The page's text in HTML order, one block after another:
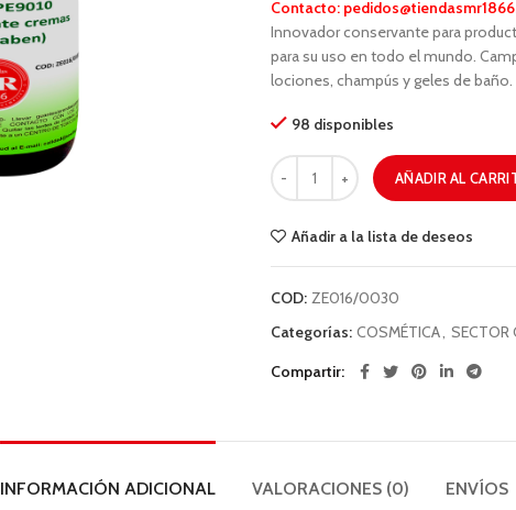
Contacto:
Innovador conservante para
para su uso en todo el mundo.
lociones, champús y geles de baño.
98 disponibles
AÑADIR AL
Añadir a la lista de deseos
COD: ZE016/0030
Categorías: COSMÉTICA, SECTOR
Compartir
INFORMACIÓN ADICIONAL VALORACIONES (0) ENVÍOS